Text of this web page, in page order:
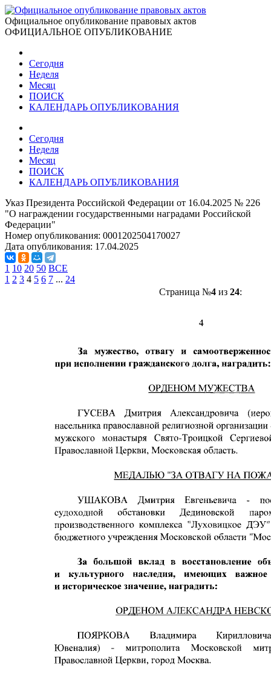
Официальное опубликование правовых актов
ОФИЦИАЛЬНОЕ ОПУБЛИКОВАНИЕ
Сегодня
Неделя
Месяц
ПОИСК
КАЛЕНДАРЬ ОПУБЛИКОВАНИЯ
Сегодня
Неделя
Месяц
ПОИСК
КАЛЕНДАРЬ ОПУБЛИКОВАНИЯ
Указ Президента Российской Федерации от 16.04.2025 № 226
"О награждении государственными наградами Российской
Федерации"
Номер опубликования: 0001202504170027
Дата опубликования: 17.04.2025
1 10 20 50 ВСЕ
1 2 3 4 5 6 7 ... 24
Страница №4из 24: